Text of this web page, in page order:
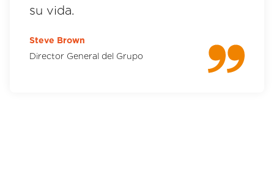
su vida.
Steve Brown
Director General del Grupo